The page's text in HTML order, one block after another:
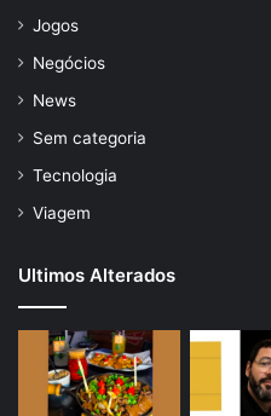
Jogos
Negócios
News
Sem categoria
Tecnologia
Viagem
Ultimos Alterados